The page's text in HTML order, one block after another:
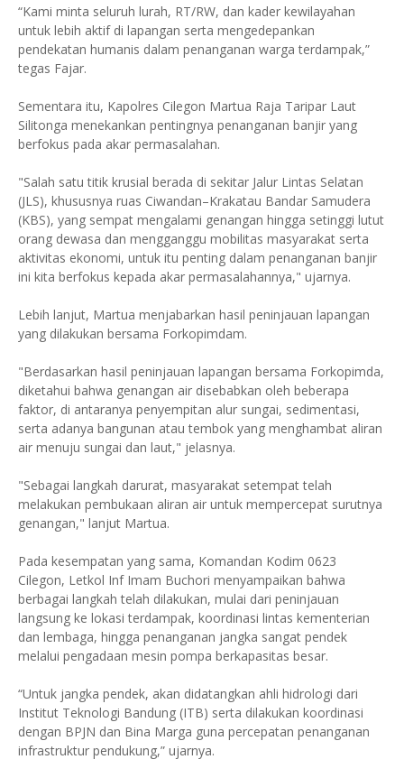
“Kami minta seluruh lurah, RT/RW, dan kader kewilayahan
untuk lebih aktif di lapangan serta mengedepankan
pendekatan humanis dalam penanganan warga terdampak,”
tegas Fajar.
Sementara itu, Kapolres Cilegon Martua Raja Taripar Laut
Silitonga menekankan pentingnya penanganan banjir yang
berfokus pada akar permasalahan.
"Salah satu titik krusial berada di sekitar Jalur Lintas Selatan
(JLS), khususnya ruas Ciwandan–Krakatau Bandar Samudera
(KBS), yang sempat mengalami genangan hingga setinggi lutut
orang dewasa dan mengganggu mobilitas masyarakat serta
aktivitas ekonomi, untuk itu penting dalam penanganan banjir
ini kita berfokus kepada akar permasalahannya," ujarnya.
Lebih lanjut, Martua menjabarkan hasil peninjauan lapangan
yang dilakukan bersama Forkopimdam.
"Berdasarkan hasil peninjauan lapangan bersama Forkopimda,
diketahui bahwa genangan air disebabkan oleh beberapa
faktor, di antaranya penyempitan alur sungai, sedimentasi,
serta adanya bangunan atau tembok yang menghambat aliran
air menuju sungai dan laut," jelasnya.
"Sebagai langkah darurat, masyarakat setempat telah
melakukan pembukaan aliran air untuk mempercepat surutnya
genangan," lanjut Martua.
Pada kesempatan yang sama, Komandan Kodim 0623
Cilegon, Letkol Inf Imam Buchori menyampaikan bahwa
berbagai langkah telah dilakukan, mulai dari peninjauan
langsung ke lokasi terdampak, koordinasi lintas kementerian
dan lembaga, hingga penanganan jangka sangat pendek
melalui pengadaan mesin pompa berkapasitas besar.
“Untuk jangka pendek, akan didatangkan ahli hidrologi dari
Institut Teknologi Bandung (ITB) serta dilakukan koordinasi
dengan BPJN dan Bina Marga guna percepatan penanganan
infrastruktur pendukung,” ujarnya.